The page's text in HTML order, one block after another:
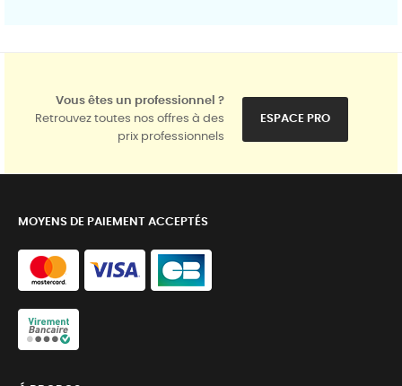
Vous êtes un professionnel ?
Retrouvez toutes nos offres à des
prix professionnels
ESPACE PRO
MOYENS DE PAIEMENT ACCEPTÉS